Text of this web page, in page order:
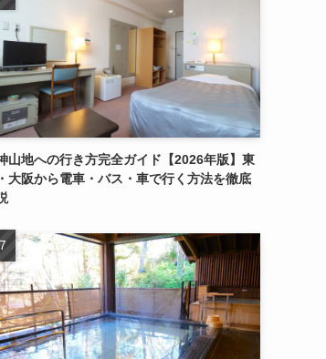
山地への行き方完全ガイド【2026年版】東
大阪から電車・バス・車で行く方法を徹底